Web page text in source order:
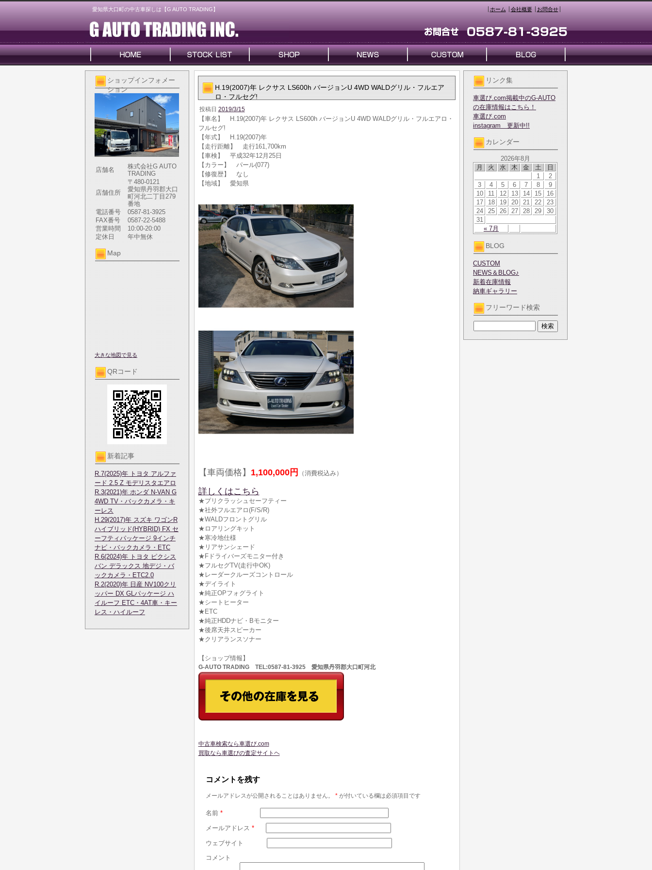
愛知県大口町の中古車探しは【G AUTO TRADING】 ホーム 会社概要 お問合せ
ショップインフォメー
ション
店舗名
株式会社G AUTO
TRADING
店舗住所
〒480-0121
愛知県丹羽郡大口
町河北二丁目279
番地
電話番号
0587-81-3925
FAX番号
0587-22-5488
営業時間
10:00-20:00
定休日
年中無休
Map
大きな地図で見る
QRコード
新着記事
R.7(2025)年 トヨタ アルファ
ード 2.5 Z モデリスタエアロ
R.3(2021)年 ホンダ N-VAN G
4WD TV・バックカメラ・キ
ーレス
H.29(2017)年 スズキ ワゴンR
ハイブリッド(HYBRID) FX セ
ーフティパッケージ 9インチ
ナビ・バックカメラ・ETC
R.6(2024)年 トヨタ ピクシス
バン デラックス 地デジ・バ
ックカメラ・ETC2.0
R.2(2020)年 日産 NV100クリ
ッパー DX GLパッケージ ハ
イルーフ ETC・4AT車・キー
レス・ハイルーフ
リンク集
車選び.com掲載中のG-AUTO
の在庫情報はこちら！
車選び.com
instagram 更新中!!
カレンダー
2026年8月
月
火 水 木 金 土 日
« 7月
1
2
3
4 5 6 7 8
9
10
11 12 13 14 15
16
17
18 19 20 21 22
23
24
25 26 27 28 29
30
31
BLOG
CUSTOM
NEWS＆BLOG♪
新着在庫情報
納車ギャラリー
フリーワード検索
H.19(2007)年 レクサス LS600h バージョンU 4WD WALDグリル・フルエア
ロ・フルセグ!
投稿日 2019/3/15
【車名】 H.19(2007)年 レクサス LS600h バージョンU 4WD WALDグリル・フルエアロ・
フルセグ!
【年式】 H.19(2007)年
【走行距離】 走行161,700km
【車検】 平成32年12月25日
【カラー】 パール(077)
【修復歴】 なし
【地域】 愛知県
【車両価格】 1,100,000円 （消費税込み）
詳しくはこちら
★プリクラッシュセーフティー
★社外フルエアロ(F/S/R)
★WALDフロントグリル
★ロアリングキット
★寒冷地仕様
★リアサンシェード
★Fドライバーズモニター付き
★フルセグTV(走行中OK)
★レーダークルーズコントロール
★デイライト
★純正OPフォグライト
★シートヒーター
★ETC
★純正HDDナビ・Bモニター
★後席天井スピーカー
★クリアランスソナー
【ショップ情報】
G-AUTO TRADING TEL:0587-81-3925 愛知県丹羽郡大口町河北
中古車検索なら車選び.com
買取なら車選びの査定サイトヘ
コメントを残す
メールアドレスが公開されることはありません。 *が付いている欄は必須項目です
名前 *
メールアドレス *
ウェブサイト
コメント